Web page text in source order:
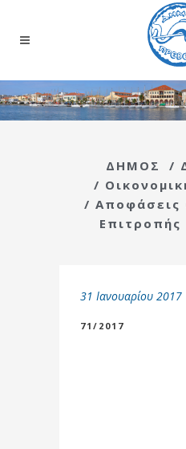
ΔΗΜΟΣ /
/
/ Αποφάσεις
Επιτροπής
31 Ιανουαρίου 2017
71/2017